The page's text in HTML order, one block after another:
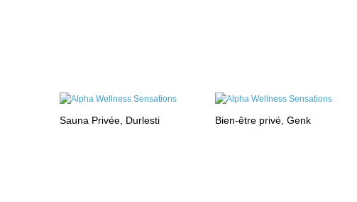
Sauna Privée, Durlesti Bien-être privé, Genk